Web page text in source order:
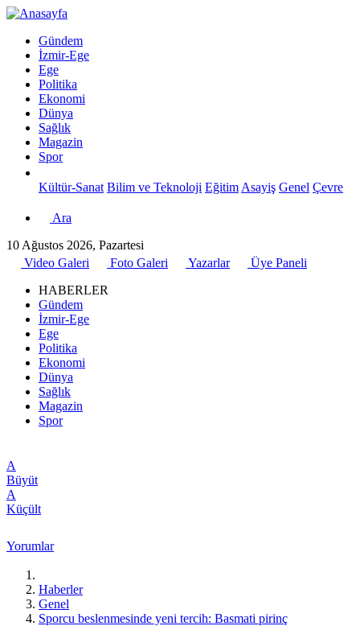
Gündem
İzmir-Ege
Ege
Politika
Ekonomi
Dünya
Sağlık
Magazin
Spor
Kültür-Sanat Bilim ve Teknoloji Eğitim Asayiş Genel Çevre
Ara
10 Ağustos 2026, Pazartesi
Video Galeri
Foto Galeri Yazarlar
Üye Paneli
HABERLER
Gündem
İzmir-Ege
Ege
Politika
Ekonomi
Dünya
Sağlık
Magazin
Spor
A
Büyüt
A
Küçült
Yorumlar
Haberler
Genel
Sporcu beslenmesinde yeni tercih: Basmati pirinç